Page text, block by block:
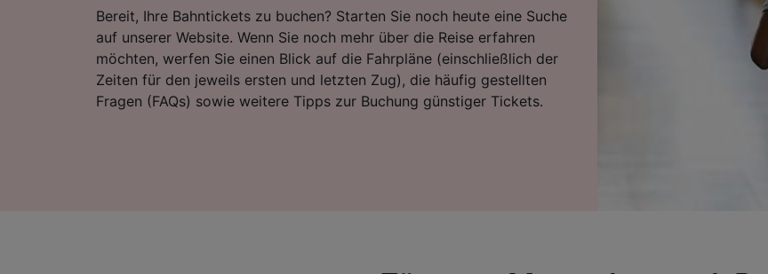
Bereit, Ihre Bahntickets zu buchen? Starten Sie noch heute eine Suche
auf unserer Website. Wenn Sie noch mehr über die Reise erfahren
möchten, werfen Sie einen Blick auf die Fahrpläne (einschließlich der
Zeiten für den jeweils ersten und letzten Zug), die häufig gestellten
Fragen (FAQs) sowie weitere Tipps zur Buchung günstiger Tickets.